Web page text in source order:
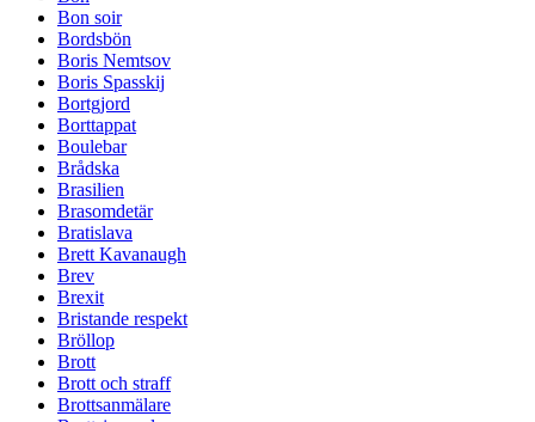
Bon soir
Bordsbön
Boris Nemtsov
Boris Spasskij
Bortgjord
Borttappat
Boulebar
Brådska
Brasilien
Brasomdetär
Bratislava
Brett Kavanaugh
Brev
Brexit
Bristande respekt
Bröllop
Brott
Brott och straff
Brottsanmälare